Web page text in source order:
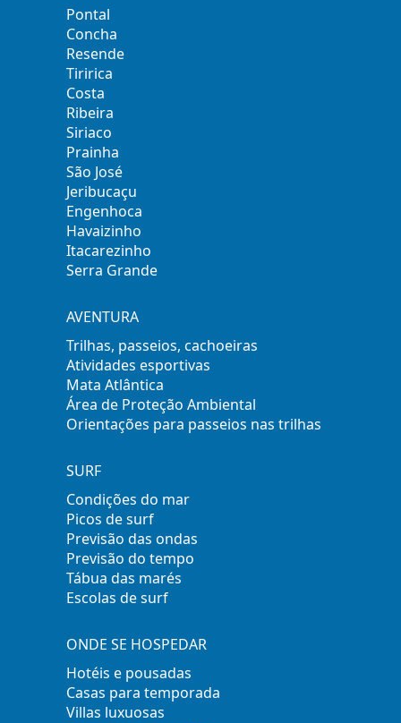
Pontal
Concha
Resende
Tiririca
Costa
Ribeira
Siriaco
Prainha
São José
Jeribucaçu
Engenhoca
Havaizinho
Itacarezinho
Serra Grande
AVENTURA
Trilhas, passeios, cachoeiras
Atividades esportivas
Mata Atlântica
Área de Proteção Ambiental
Orientações para passeios nas trilhas
SURF
Condições do mar
Picos de surf
Previsão das ondas
Previsão do tempo
Tábua das marés
Escolas de surf
ONDE SE HOSPEDAR
Hotéis e pousadas
Casas para temporada
Villas luxuosas